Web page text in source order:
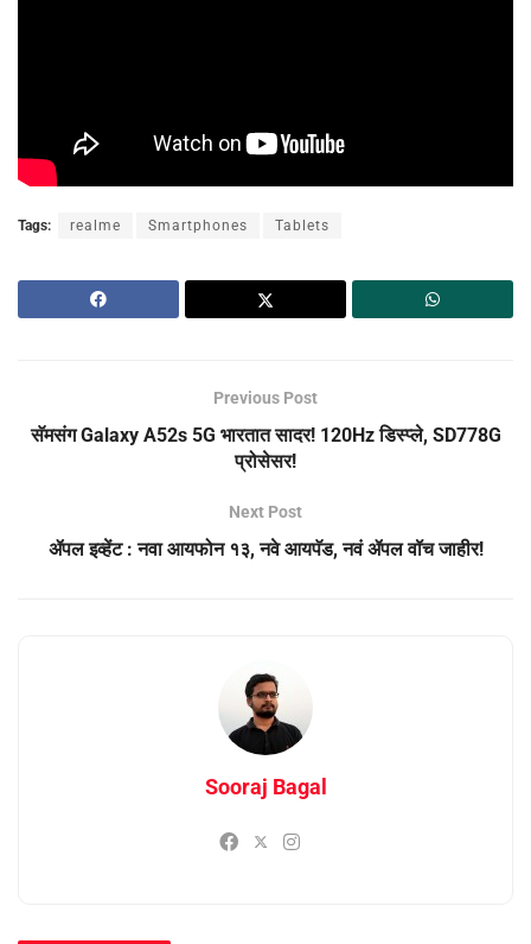
Tags: realme Smartphones Tablets
Previous Post
सॅमसंग Galaxy A52s 5G भारतात सादर! 120Hz डिस्प्ले, SD778G
प्रोसेसर!
Next Post
ॲपल इव्हेंट : नवा आयफोन १३, नवे आयपॅड, नवं ॲपल वॉच जाहीर!
Sooraj Bagal